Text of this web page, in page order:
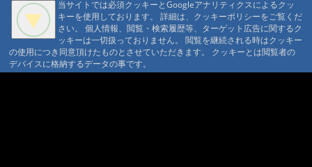
#605:秋便り 何処
も紅葉
@ '09 10/19 10:13
#604:秋便り 霧立ち込める御射
鹿池
@ '09 10/18 09:36
#603:秋便り 今朝の紅葉
マウンテントラッド株式会社
〒386-1211 長野県上田市下之郷692
0268371176
© 1999-2026 MountAin TRAD ® Inc. https://www.mountaintrad.co.jp
当サイトでは必須クッキーとGoogleアナリティクスによるクッ
キーを使用しております。 詳細は、クッキーポリシーをご覧くだ
さい。 個人情報、閲覧・検索履歴等、ターゲット広告に関するク
ッキーは一切扱っておりません。 閲覧を継続される時はクッキー
の使用につき同意頂けたものとさせていただきます。 クッキーとは閲覧者の
デバイスに格納するデータの事です。